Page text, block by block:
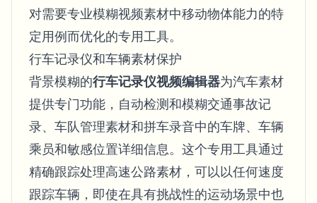
对需要专业模糊视频素材中移动物体能力的特
定用例而优化的专用工具。
行车记录仪和车辆素材保护
背景模糊的行车记录仪视频编辑器为汽车素材
提供专门功能，自动检测和模糊交通事故记
录、车队管理素材和拼车录音中的车牌、车辆
乘员和敏感位置详细信息。这个专用工具通过
精确跟踪处理高速公路素材，可以以任何速度
跟踪车辆，即使在具有挑战性的运动场景中也